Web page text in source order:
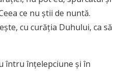
ce nu ştii de nuntă.
cu curăţia Duhului, ca să
întru înţelepciune şi în